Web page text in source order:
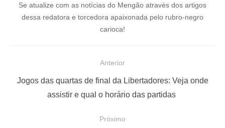
Se atualize com as notícias do Mengão através dos artigos
dessa redatora e torcedora apaixonada pelo rubro-negro
carioca!
Anterior
P
Jogos das quartas de final da Libertadores: Veja onde
assistir e qual o horário das partidas
Próximo